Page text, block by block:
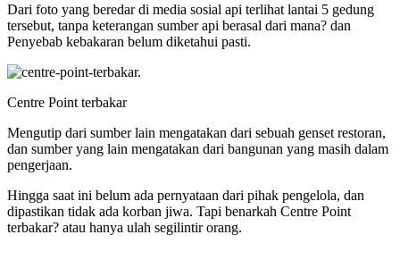
Dari foto yang beredar di media sosial api terlihat lantai 5 gedung
tersebut, tanpa keterangan sumber api berasal dari mana? dan
Penyebab kebakaran belum diketahui pasti.
Centre Point terbakar
Mengutip dari sumber lain mengatakan dari sebuah genset restoran,
dan sumber yang lain mengatakan dari bangunan yang masih dalam
pengerjaan.
Hingga saat ini belum ada pernyataan dari pihak pengelola, dan
dipastikan tidak ada korban jiwa. Tapi benarkah Centre Point
terbakar? atau hanya ulah segilintir orang.